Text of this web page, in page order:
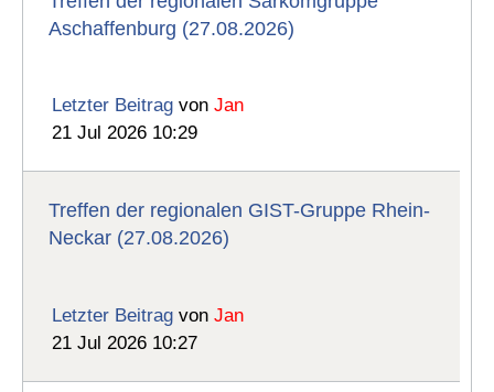
Aschaffenburg (27.08.2026)
Letzter Beitrag vonJan
21 Jul 2026 10:29
Treffen der regionalen GIST-Gruppe Rhein-
Neckar (27.08.2026)
Letzter Beitrag vonJan
21 Jul 2026 10:27